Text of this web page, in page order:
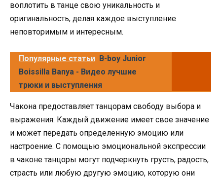
воплотить в танце свою уникальность и
оригинальность, делая каждое выступление
неповторимым и интересным.
Популярные статьи B-boy Junior
Boissilla Banya - Видео лучшие
трюки и выступления
Чакона предоставляет танцорам свободу выбора и
выражения. Каждый движение имеет свое значение
и может передать определенную эмоцию или
настроение. С помощью эмоциональной экспрессии
в чаконе танцоры могут подчеркнуть грусть, радость,
страсть или любую другую эмоцию, которую они